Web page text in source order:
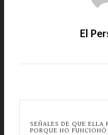
El
SEÑALES DE QUE ELLA
PORQUE NO